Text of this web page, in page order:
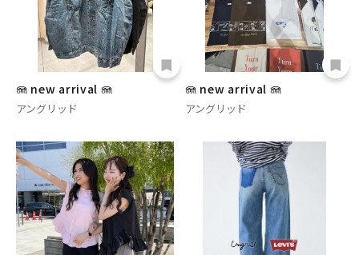
🪼 new arrival 🪼
アングリッド
🪼 new arrival 🪼
アングリッド